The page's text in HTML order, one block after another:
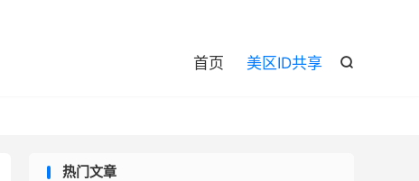

首页 美区ID共享
热门文章